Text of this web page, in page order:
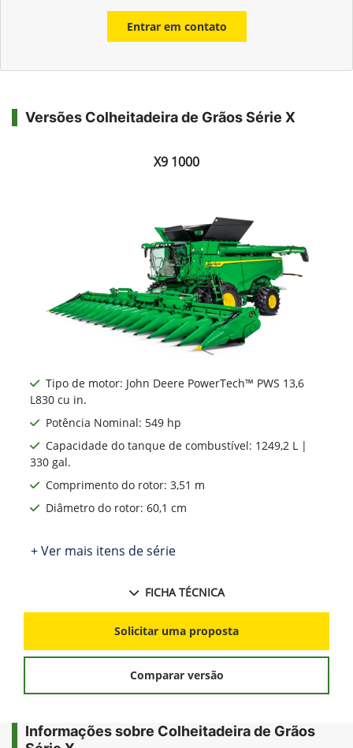
Entrar em contato
Versões Colheitadeira de Grãos Série X
X9 1000
Tipo de motor: John Deere PowerTech™ PWS 13,6
L830 cu in.
Potência Nominal: 549 hp
Capacidade do tanque de combustível: 1249,2 L |
330 gal.
Comprimento do rotor: 3,51 m
Diâmetro do rotor: 60,1 cm
+ Ver mais itens de série
FICHA TÉCNICA
Solicitar uma proposta
Comparar versão
Informações sobre Colheitadeira de Grãos